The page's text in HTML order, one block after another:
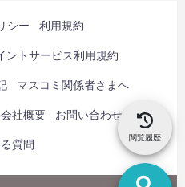
閲覧履歴
シー 利用規約
ントサービス利用規約
マスコミ関係者さまへ
会社概要 お問い合わせ
質問